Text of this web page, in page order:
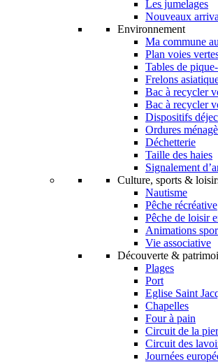
Les jumelages
Nouveaux
Environnement
Ma commune
Plan voies
Tables de
Frelons
Bac à recycler
Bac à recycler
Dispositifs
Ordures
Déchetterie
Taille des haies
Signalement
Culture, sports &
Nautisme
Pêche récréative
Pêche de loisir
Animations
Vie associative
Découverte &
Plages
Port
Eglise Saint
Chapelles
Four à pain
Circuit de la
Circuit des
Journées